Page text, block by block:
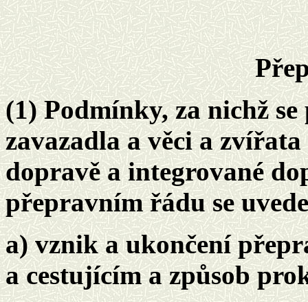
(1) Podmínky, za nichž
zavazadla a věci a
dopravě a integrované
přepravním řádu se
a) vznik a ukončení
a cestujícím a způsob